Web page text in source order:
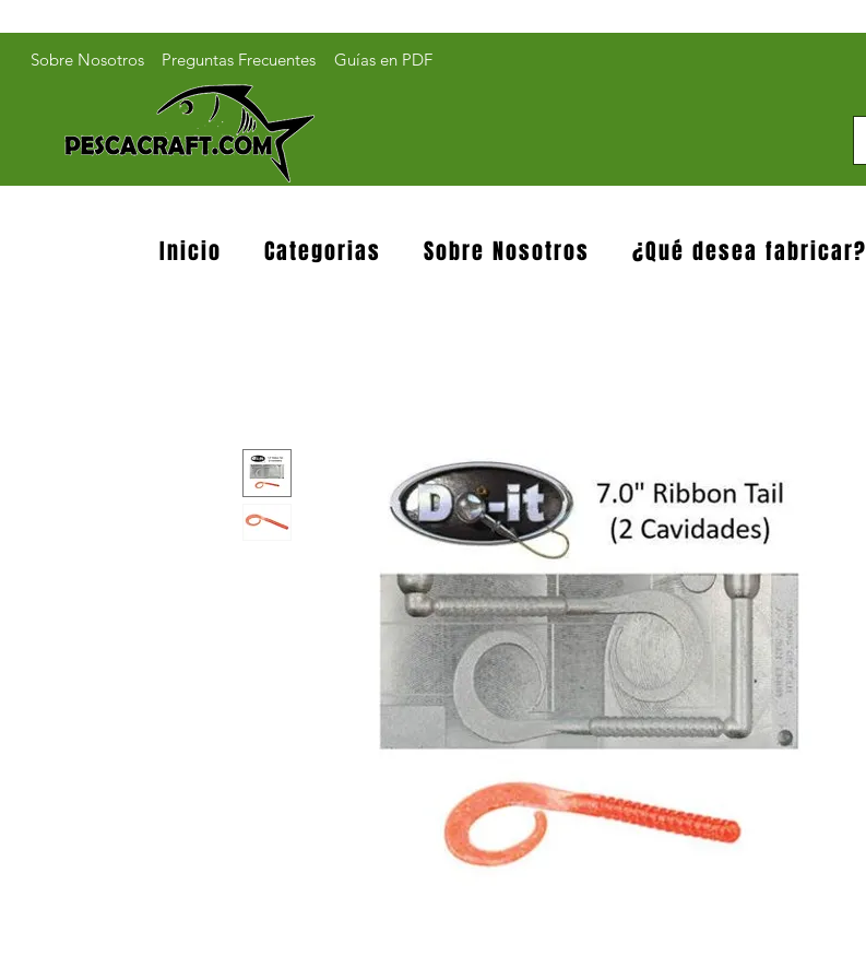
Sobre Nosotros Preguntas Frecuentes
Guías en PDF
Inicio Categorias Sobre Nosotros ¿Qué desea fabricar?